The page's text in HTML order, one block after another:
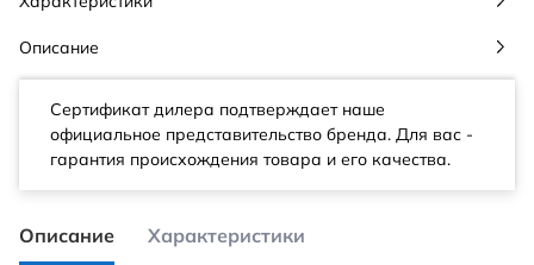
Описание
Сертификат дилера подтверждает наше
официальное представительство бренда. Для вас -
гарантия происхождения товара и его качества.
Описание Характеристики